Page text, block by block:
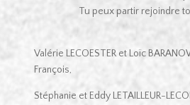
Tu peux partir rejoindre
Valérie LECOESTER et Loïc
François,
Stéphanie et Eddy LETAILLEUR-